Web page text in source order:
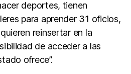
deportes, tienen
para aprender 31 oficios,
reinsertar en la
de acceder a las
ofrece”.